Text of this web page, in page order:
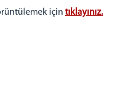
için tıklayınız.